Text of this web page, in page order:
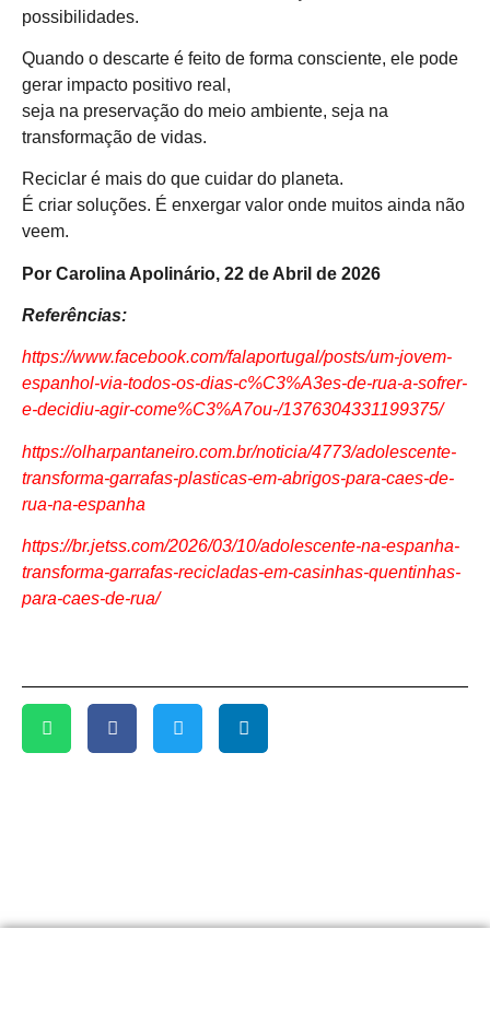
possibilidades.
Quando o descarte é feito de forma consciente, ele pode
gerar impacto positivo real,
seja na preservação do meio ambiente, seja na
transformação de vidas.
Reciclar é mais do que cuidar do planeta.
É criar soluções. É enxergar valor onde muitos ainda não
veem.
Por Carolina Apolinário, 22 de Abril de 2026
Referências:
https://www.facebook.com/falaportugal/posts/um-jovem-
espanhol-via-todos-os-dias-c%C3%A3es-de-rua-a-sofrer-
e-decidiu-agir-come%C3%A7ou-/1376304331199375/
https://olharpantaneiro.com.br/noticia/4773/adolescente-
transforma-garrafas-plasticas-em-abrigos-para-caes-de-
rua-na-espanha
https://br.jetss.com/2026/03/10/adolescente-na-espanha-
transforma-garrafas-recicladas-em-casinhas-quentinhas-
para-caes-de-rua/